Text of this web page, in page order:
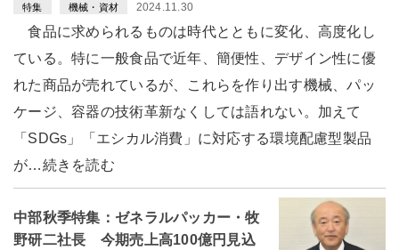
特集 機械・資材 2024.11.30
食品に求められるものは時代とともに変化、高度化し
ている。特に一般食品で近年、簡便性、デザイン性に優
れた商品が売れているが、これらを作り出す機械、パッ
ケージ、容器の技術革新なくしては語れない。加えて
「SDGs」「エシカル消費」に対応する環境配慮型製品
が…続きを読む
中部秋季特集：ゼネラルパッカー・牧
野研二社長 今期売上高100億円見込